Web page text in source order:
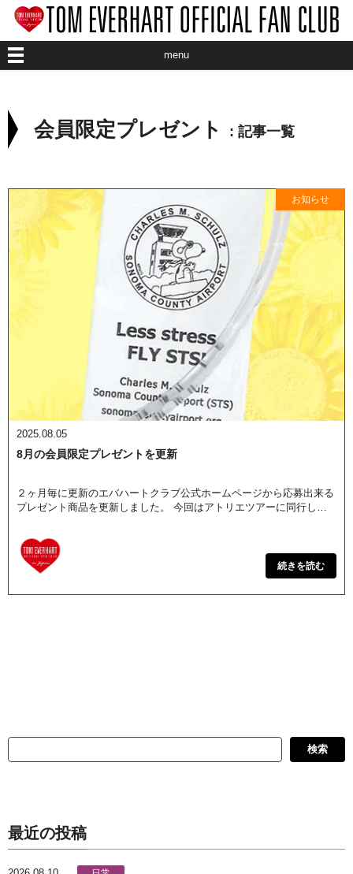
menu
ABOUT ARTIST
INFORMATION
MEMBER
STAFF BLOG
会員限定プレゼント : 記事一覧
お知らせ
2025.08.05
8月の会員限定プレゼントを更新
２ヶ月毎に更新のエバハートクラブ公式ホームページから応募出来る
プレゼント商品を更新しました。 今回はアトリエツアーに同行した
続きを読む
検
検索
最近の投稿